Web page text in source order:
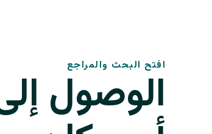
افتح البحث والمراجع
الوصول